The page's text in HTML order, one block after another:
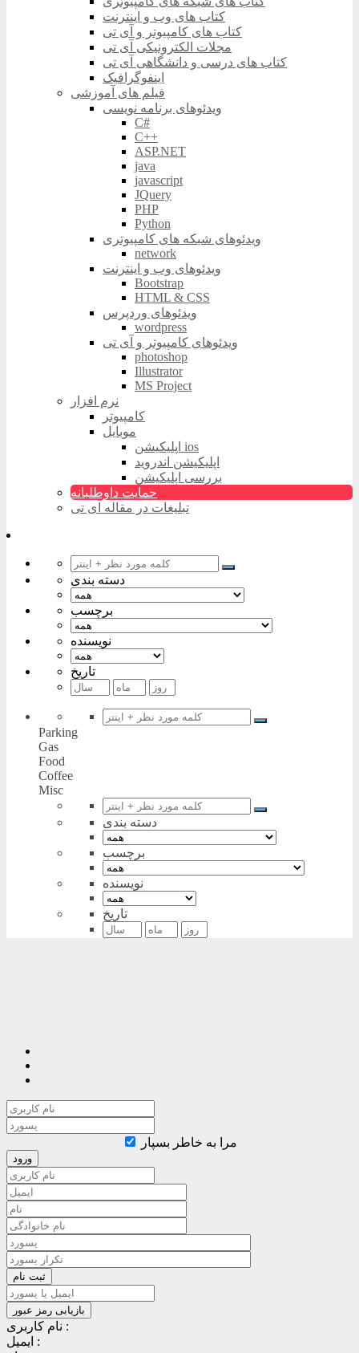
کتاب های وب و اینترنت
کتاب های کامپیوتر و آی تی
مجلات الکترونیکی آی تی
کتاب های درسی و دانشگاهی آی تی
اینفوگرافیک
فیلم های آموزشی
ویدئوهای برنامه نویسی
C#
C++
ASP.NET
java
javascript
JQuery
PHP
Python
ویدئوهای شبکه های کامپیوتری
network
ویدئوهای وب و اینترنت
Bootstrap
HTML & CSS
ویدئوهای وردپرس
wordpress
ویدئوهای کامپیوتر و آی تی
photoshop
Illustrator
MS Project
نرم افزار
کامپیوتر
موبایل
اپلیکیشن ios
اپلیکیشن اندروید
بررسی اپلیکیشن
حمایت داوطلبانه
تبلیغات در مقاله آی تی
دسته بندی
برچسب
نویسنده
تاریخ
Parking
Gas
Food
Coffee
Misc
دسته بندی
برچسب
نویسنده
تاریخ
مرا به خاطر بسپار
نام کاربری :
ایمیل :